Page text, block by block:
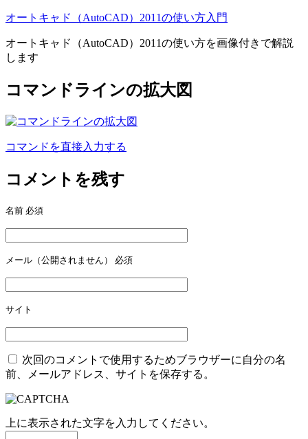
オートキャド（AutoCAD）2011の使い方入門
オートキャド（AutoCAD）2011の使い方を画像付きで解説
します
コマンドラインの拡大図
投
稿
ビ
ゲ
ー
シ
ョ
ン
コマンドを直接入力する
コメントを残す
名前 必須
メール（公開されません） 必須
サイト
次回のコメントで使用するためブラウザーに自分の名
前、メールアドレス、サイトを保存する。
上に表示された文字を入力してください。